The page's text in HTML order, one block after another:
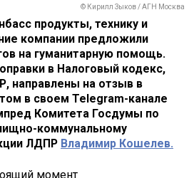
© Кирилл Зыков / АГН Москва
продукты, технику и
компании предложили
на гуманитарную помощь.
в Налоговый кодекс,
направлены на отзыв в
в своем Telegram-канале
Комитета Госдумы по
коммунальному
ЛДПР Владимир Кошелев.
момент